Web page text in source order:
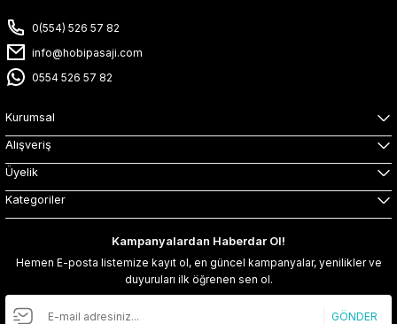
0(554) 526 57 82
info@hobipasaji.com
0554 526 57 82
Kurumsal
Alışveriş
Üyelik
Kategoriler
Kampanyalardan Haberdar Ol!
Hemen E-posta listemize kayıt ol, en güncel kampanyalar, yenilikler ve
duyuruları ilk öğrenen sen ol.
GÖNDER